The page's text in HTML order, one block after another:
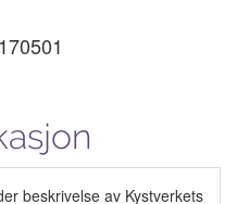
beskrivelse av Kystverkets